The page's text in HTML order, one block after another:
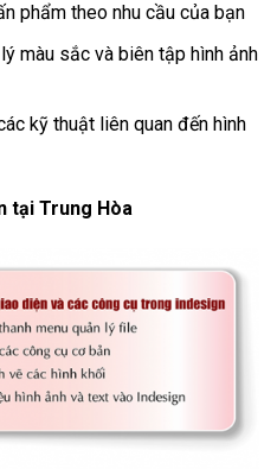
phẩm theo nhu cầu của bạn
màu sắc và biên tập hình ảnh
kỹ thuật liên quan đến hình
tại Trung Hòa